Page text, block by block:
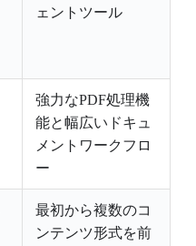
ェントツール
強力なPDF処理機
能と幅広いドキュ
メントワークフロ
ー
最初から複数のコ
ンテンツ形式を前